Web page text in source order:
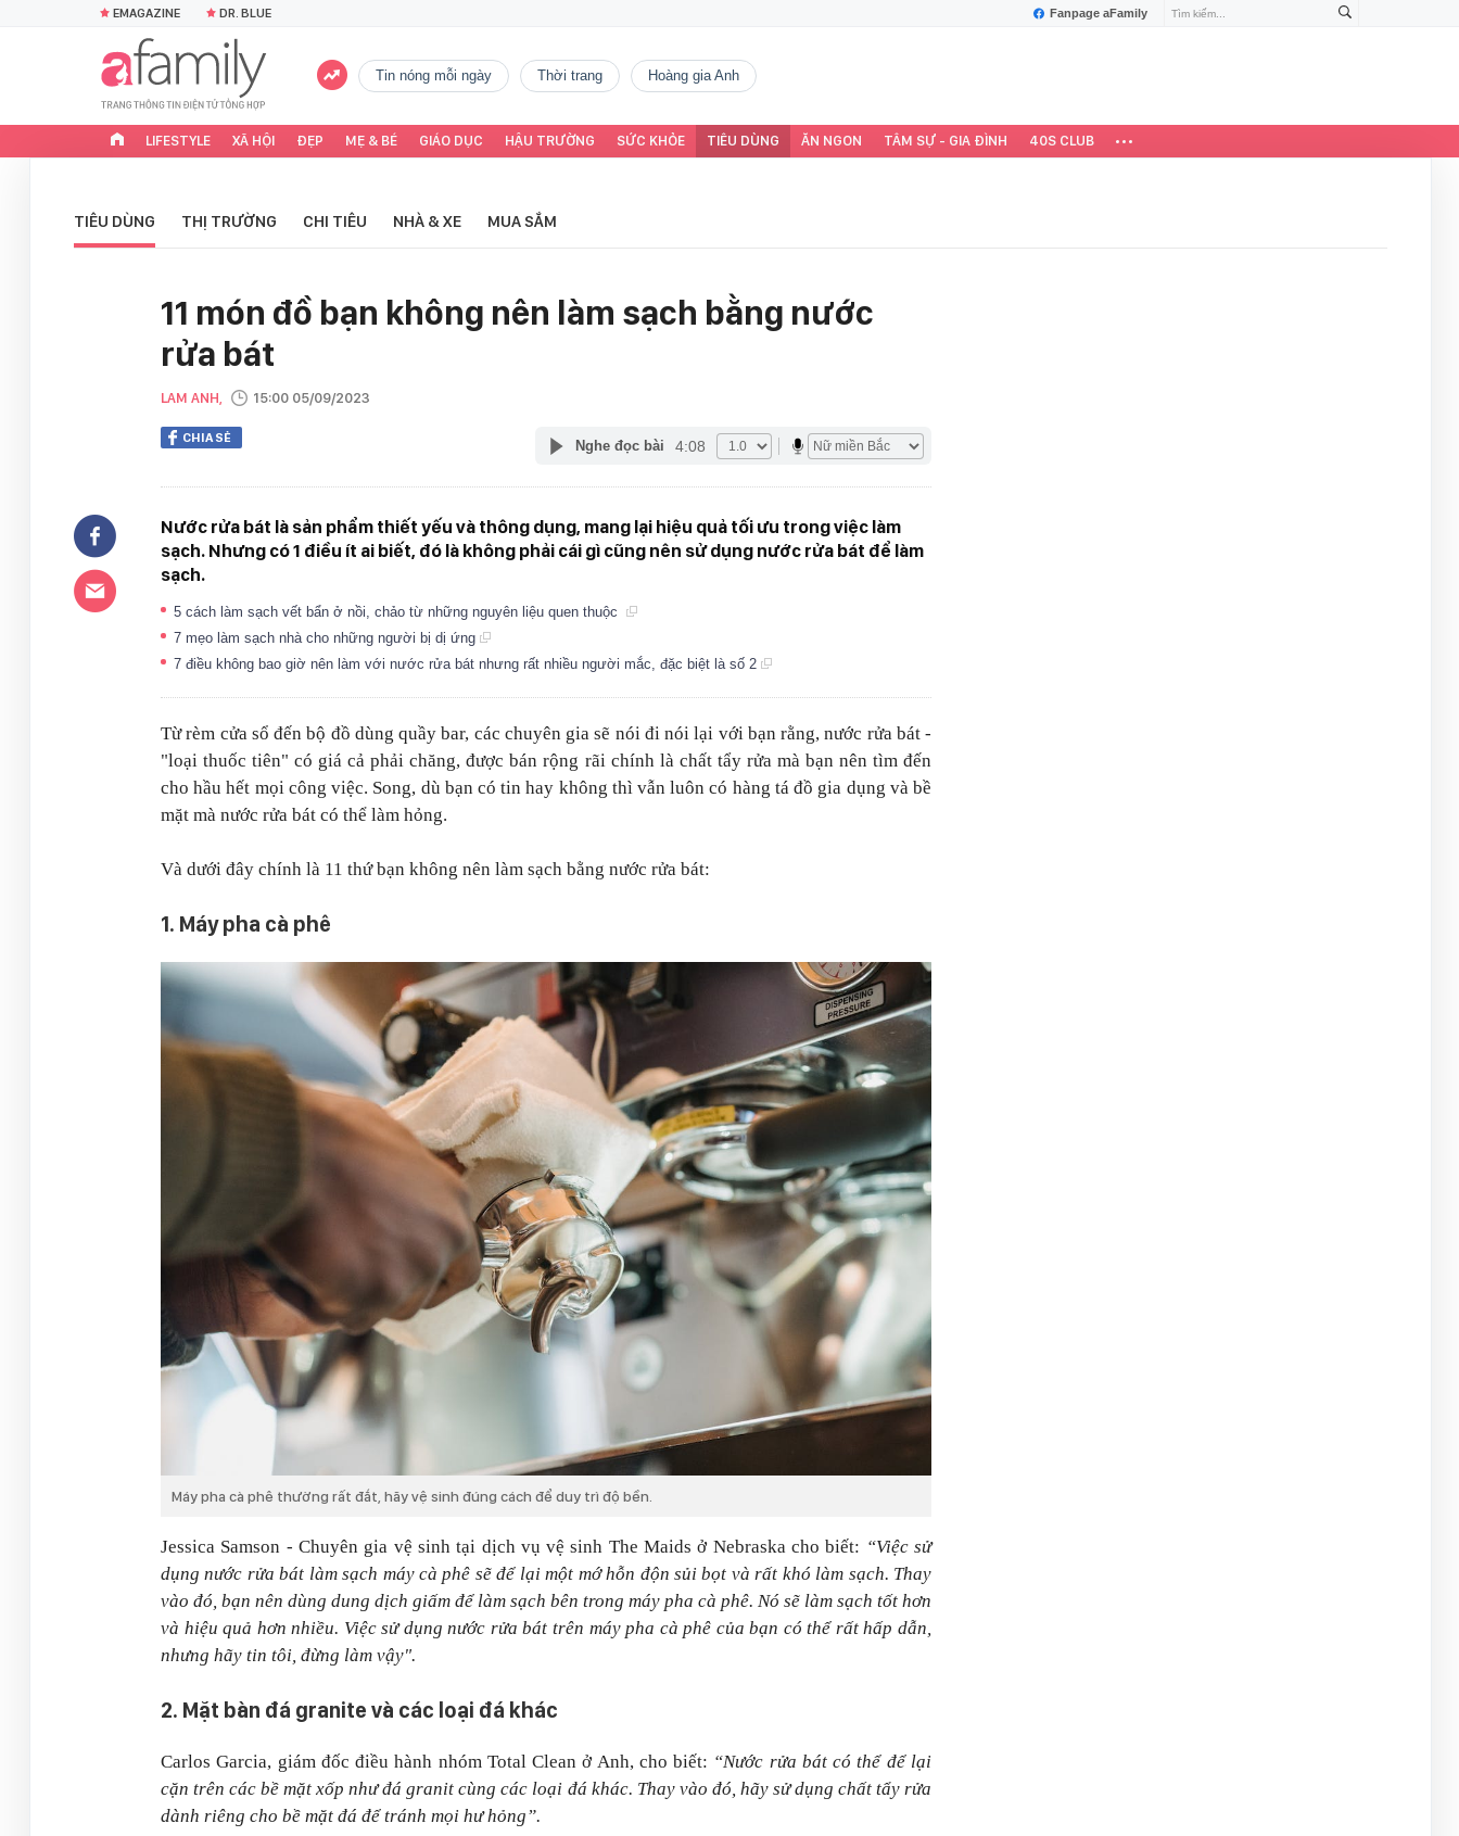
Fanpage aFamily
EMAGAZINE DR. BLUE
tin nóng mỗi ngày thời trang Hoàng gia Anh
LIFESTYLE XÃ HỘI ĐẸP MẸ & BÉ GIÁO DỤC HẬU TRƯỜNG SỨC KHỎE TIÊU DÙNG ĂN NGON TÂM SỰ - GIA ĐÌNH 40S CLUB
TIÊU DÙNG THỊ TRƯỜNG CHI TIÊU NHÀ & XE MUA SẮM
11 món đồ bạn không nên làm sạch bằng nước
rửa bát
LAM ANH, 15:00 05/09/2023
CHIA SẺ Nghe đọc bài 4:08
Nước rửa bát là sản phẩm thiết yếu và thông dụng, mang lại hiệu quả tối ưu trong việc làm
sạch. Nhưng có 1 điều ít ai biết, đó là không phải cái gì cũng nên sử dụng nước rửa bát để làm
sạch.
5 cách làm sạch vết bẩn ở nồi, chảo từ những nguyên liệu quen thuộc
7 mẹo làm sạch nhà cho những người bị dị ứng
7 điều không bao giờ nên làm với nước rửa bát nhưng rất nhiều người mắc, đặc biệt là số 2
Từ rèm cửa sổ đến bộ đồ dùng quầy bar, các chuyên gia sẽ nói đi nói lại với bạn rằng, nước rửa bát -
"loại thuốc tiên" có giá cả phải chăng, được bán rộng rãi chính là chất tẩy rửa mà bạn nên tìm đến
cho hầu hết mọi công việc. Song, dù bạn có tin hay không thì vẫn luôn có hàng tá đồ gia dụng và bề
mặt mà nước rửa bát có thể làm hỏng.
Và dưới đây chính là 11 thứ bạn không nên làm sạch bằng nước rửa bát:
1. Máy pha cà phê
Máy pha cà phê thường rất đắt, hãy vệ sinh đúng cách để duy trì độ bền.
Jessica Samson - Chuyên gia vệ sinh tại dịch vụ vệ sinh The Maids ở Nebraska cho biết: “Việc sử
dụng nước rửa bát làm sạch máy cà phê sẽ để lại một mớ hỗn độn sủi bọt và rất khó làm sạch. Thay
vào đó, bạn nên dùng dung dịch giấm để làm sạch bên trong máy pha cà phê. Nó sẽ làm sạch tốt hơn
và hiệu quả hơn nhiều. Việc sử dụng nước rửa bát trên máy pha cà phê của bạn có thể rất hấp dẫn,
nhưng hãy tin tôi, đừng làm vậy".
2. Mặt bàn đá granite và các loại đá khác
Carlos Garcia, giám đốc điều hành nhóm Total Clean ở Anh, cho biết: “Nước rửa bát có thể để lại
cặn trên các bề mặt xốp như đá granit cùng các loại đá khác. Thay vào đó, hãy sử dụng chất tẩy rửa
dành riêng cho bề mặt đá để tránh mọi hư hỏng”.